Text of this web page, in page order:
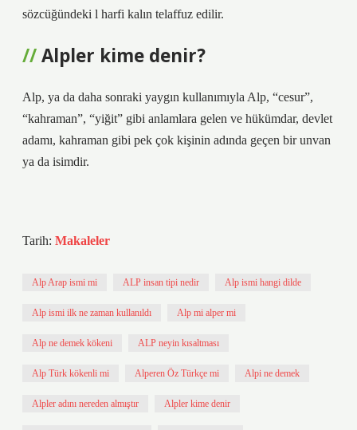
sözcüğündeki l harfi kalın telaffuz edilir.
Alpler kime denir?
Alp, ya da daha sonraki yaygın kullanımıyla Alp, “cesur”,
“kahraman”, “yiğit” gibi anlamlara gelen ve hükümdar, devlet
adamı, kahraman gibi pek çok kişinin adında geçen bir unvan
ya da isimdir.
Tarih: Makaleler
Alp Arap ismi mi ALP insan tipi nedir Alp ismi hangi dilde
Alp ismi ilk ne zaman kullanıldı Alp mi alper mi
Alp ne demek kökeni ALP neyin kısaltması
Alp Türk kökenli mi Alperen Öz Türkçe mi Alpi ne demek
Alpler adını nereden almıştır Alpler kime denir